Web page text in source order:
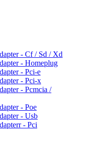
- Cf / Sd / Xd
- Homeplug
- Pci-e
- Pci-x
- Pcmcia /
- Poe
- Usb
- Pci